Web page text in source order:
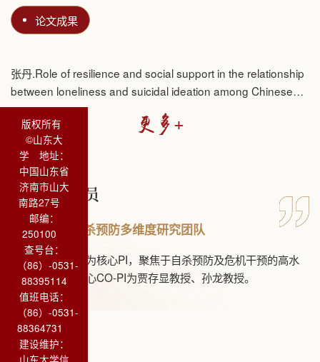
论文成果
张丹.Role of resilience and social support in the relationship
between loneliness and suicidal ideation among Chinese
nursing home residents. Aging & Mental Health, 25,2021.
更多 +
团队成员
危机干预和自杀预防多维度研究团队
以张杰讲席教授为核心PI，聚焦于自杀预防及危机干预的高水
平研究团队，核心CO-PI为贾存显教授、孙龙教授。
版权所有
©山东大
学 地址：
中国山东省
济南市山大
南路27号
邮编：
250100
查号台：
（86）-0531-
88395114
值班电话：
（86）-0531-
88364731
建设维护：